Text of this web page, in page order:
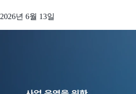
2026년 6월 13일